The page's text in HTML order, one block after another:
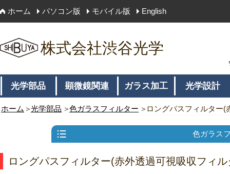
ホーム パソコン版 モバイル版 English
株式会社渋谷光学
光学部品 顕微鏡関連 ガラス加工 光学設計
ホーム 光学部品 色ガラスフィルター ロングパスフィルター(
色ガラス
ロングパスフィルター(赤外透過可視吸収フィ